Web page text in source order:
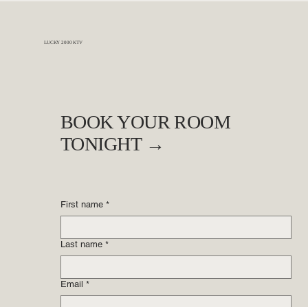
LUCKY 2000 KTV
BOOK YOUR ROOM
TONIGHT →
First name *
Last name *
Email *